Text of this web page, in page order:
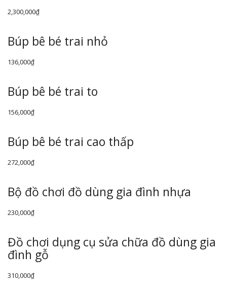
2,300,000₫
Búp bê bé trai nhỏ
136,000₫
Búp bê bé trai to
156,000₫
Búp bê bé trai cao thấp
272,000₫
Bộ đồ chơi đồ dùng gia đình nhựa
230,000₫
Đồ chơi dụng cụ sửa chữa đồ dùng gia
đình gỗ
310,000₫